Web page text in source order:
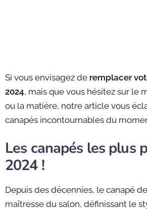
Si vous envisagez de remplacer
2024, mais que vous hésitez sur le
ou la matière, notre article vous
canapés incontournables du
Les canapés les plus
2024 !
Depuis des décennies, le canapé
maîtresse du salon, définissant le